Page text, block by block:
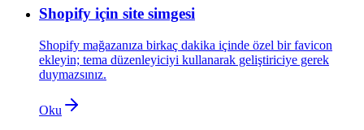
Shopify için site simgesi
Shopify mağazanıza birkaç dakika içinde özel bir favicon
ekleyin; tema düzenleyiciyi kullanarak geliştiriciye gerek
duymazsınız.
Oku